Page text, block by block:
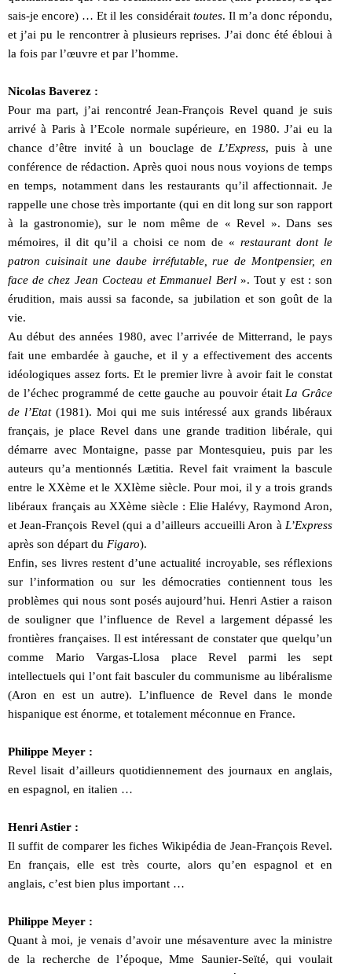
sais-je encore) … Et il les considérait toutes. Il m’a donc répondu,
et j’ai pu le rencontrer à plusieurs reprises. J’ai donc été ébloui à
la fois par l’œuvre et par l’homme.
Nicolas Baverez :
Pour ma part, j’ai rencontré Jean-François Revel quand je suis
arrivé à Paris à l’Ecole normale supérieure, en 1980. J’ai eu la
chance d’être invité à un bouclage de L’Express, puis à une
conférence de rédaction. Après quoi nous nous voyions de temps
en temps, notamment dans les restaurants qu’il affectionnait. Je
rappelle une chose très importante (qui en dit long sur son rapport
à la gastronomie), sur le nom même de « Revel ». Dans ses
mémoires, il dit qu’il a choisi ce nom de «restaurant dont le
patron cuisinait une daube irréfutable, rue de Montpensier, en
face de chez Jean Cocteau et Emmanuel Berl». Tout y est : son
érudition, mais aussi sa faconde, sa jubilation et son goût de la
vie.
Au début des années 1980, avec l’arrivée de Mitterrand, le pays
fait une embardée à gauche, et il y a effectivement des accents
idéologiques assez forts. Et le premier livre à avoir fait le constat
de l’échec programmé de cette gauche au pouvoir était La Grâce
de l’Etat(1981). Moi qui me suis intéressé aux grands libéraux
français, je place Revel dans une grande tradition libérale, qui
démarre avec Montaigne, passe par Montesquieu, puis par les
auteurs qu’a mentionnés Lætitia. Revel fait vraiment la bascule
entre le XXème et le XXIème siècle. Pour moi, il y a trois grands
libéraux français au XXème siècle : Elie Halévy, Raymond Aron,
et Jean-François Revel (qui a d’ailleurs accueilli Aron à L’Express
après son départ du Figaro).
Enfin, ses livres restent d’une actualité incroyable, ses réflexions
sur l’information ou sur les démocraties contiennent tous les
problèmes qui nous sont posés aujourd’hui. Henri Astier a raison
de souligner que l’influence de Revel a largement dépassé les
frontières françaises. Il est intéressant de constater que quelqu’un
comme Mario Vargas-Llosa place Revel parmi les sept
intellectuels qui l’ont fait basculer du communisme au libéralisme
(Aron en est un autre). L’influence de Revel dans le monde
hispanique est énorme, et totalement méconnue en France.
Philippe Meyer :
Revel lisait d’ailleurs quotidiennement des journaux en anglais,
en espagnol, en italien …
Henri Astier :
Il suffit de comparer les fiches Wikipédia de Jean-François Revel.
En français, elle est très courte, alors qu’en espagnol et en
anglais, c’est bien plus important …
Philippe Meyer :
Quant à moi, je venais d’avoir une mésaventure avec la ministre
de la recherche de l’époque, Mme Saunier-Seïté, qui voulait